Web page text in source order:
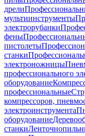
дрели
мультиинструменты
электрорубанки
фены
пистолеты
станки
электроножницы
профессионального
оборудование
профессиональные
компрессоров,
электроинструмента
оборудование
станки